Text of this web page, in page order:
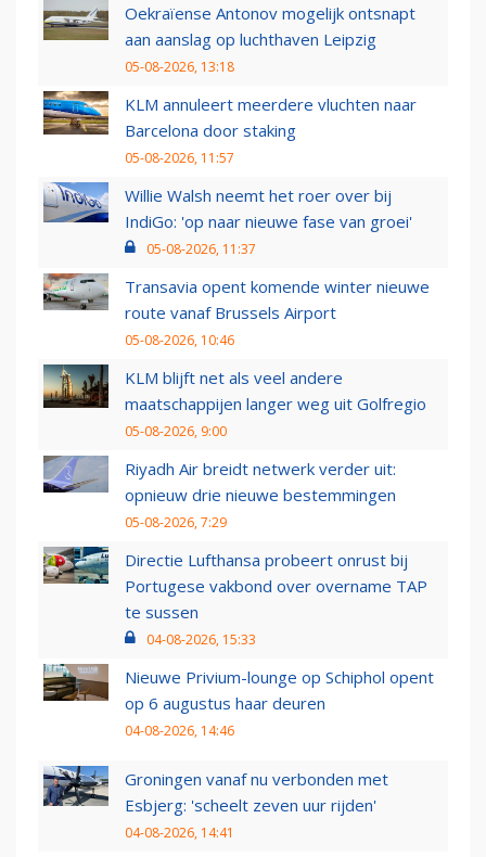
Oekraïense Antonov mogelijk ontsnapt
aan aanslag op luchthaven Leipzig
05-08-2026, 13:18
KLM annuleert meerdere vluchten naar
Barcelona door staking
05-08-2026, 11:57
Willie Walsh neemt het roer over bij
IndiGo: 'op naar nieuwe fase van groei'
05-08-2026, 11:37
Transavia opent komende winter nieuwe
route vanaf Brussels Airport
05-08-2026, 10:46
KLM blijft net als veel andere
maatschappijen langer weg uit Golfregio
05-08-2026, 9:00
Riyadh Air breidt netwerk verder uit:
opnieuw drie nieuwe bestemmingen
05-08-2026, 7:29
Directie Lufthansa probeert onrust bij
Portugese vakbond over overname TAP
te sussen
04-08-2026, 15:33
Nieuwe Privium-lounge op Schiphol opent
op 6 augustus haar deuren
04-08-2026, 14:46
Groningen vanaf nu verbonden met
Esbjerg: 'scheelt zeven uur rijden'
04-08-2026, 14:41